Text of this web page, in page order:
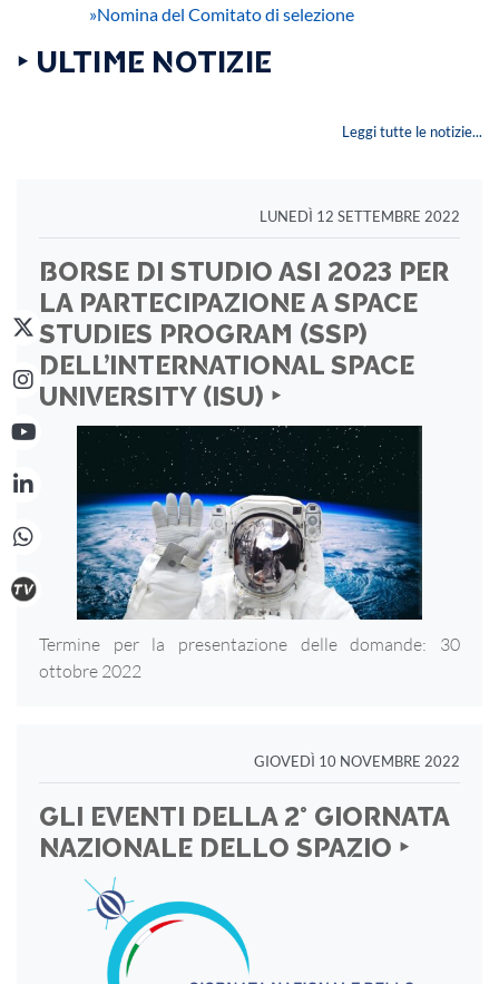
»Nomina del Comitato di selezione
‣ ULTIME NOTIZIE
Leggi tutte le notizie...
LUNEDÌ 12 SETTEMBRE 2022
BORSE DI STUDIO ASI 2023 PER
LA PARTECIPAZIONE A SPACE
STUDIES PROGRAM (SSP)
DELL’INTERNATIONAL SPACE
UNIVERSITY (ISU) ‣
Termine per la presentazione delle domande: 30
ottobre 2022
GIOVEDÌ 10 NOVEMBRE 2022
GLI EVENTI DELLA 2° GIORNATA
NAZIONALE DELLO SPAZIO ‣